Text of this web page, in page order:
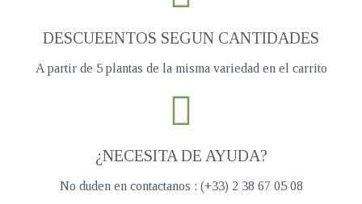
DESCUEENTOS SEGUN CANTIDADES
A partir de 5 plantas de la misma variedad en el carrito
¿NECESITA DE AYUDA?
No duden en contactanos : (+33) 2 38 67 05 08